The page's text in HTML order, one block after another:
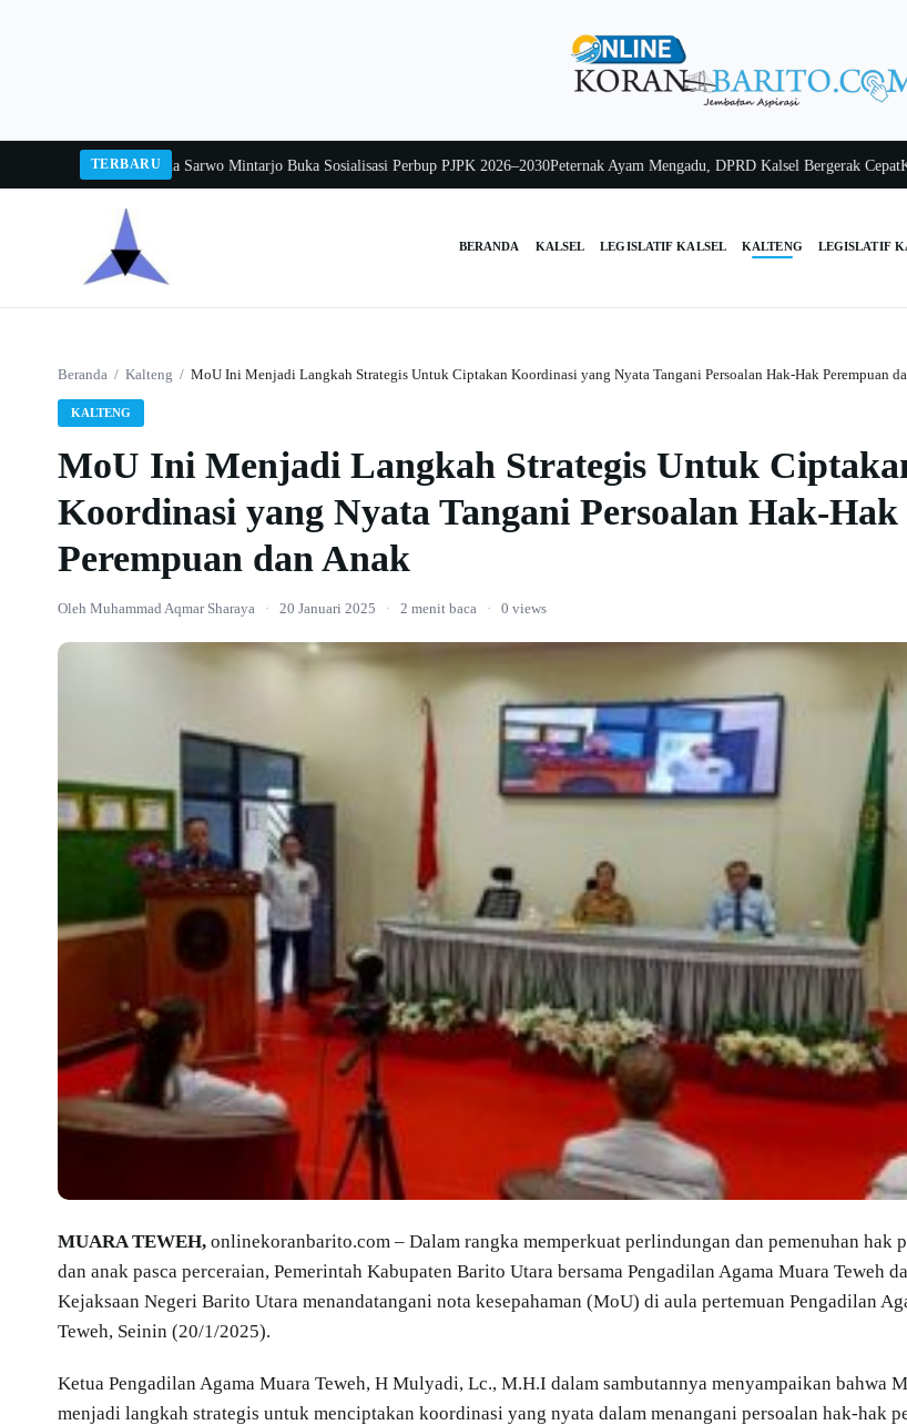
TERBARU
Pj Sekda Sarwo Mintarjo Buka Sosialisasi Perbup PJPK 2026–2030Peternak Ayam Mengadu, DPRD Kalsel Bergerak CepatKomisi
BERANDA KALSEL LEGISLATIF KALSEL KALTENG LEGISLATIF
Beranda / Kalteng / MoU Ini Menjadi Langkah Strategis Untuk Ciptakan Koordinasi yang Nyata Tangani Persoalan Hak-Hak Perempuan
KALTENG
MoU Ini Menjadi Langkah Strategis Untuk
Koordinasi yang Nyata Tangani Persoalan Hak-Hak
Perempuan dan Anak
Oleh Muhammad Aqmar Sharaya · 20 Januari 2025 · 2 menit baca · 0 views
MUARA TEWEH, onlinekoranbarito.com – Dalam rangka memperkuat perlindungan dan pemenuhan hak
dan anak pasca perceraian, Pemerintah Kabupaten Barito Utara bersama Pengadilan Agama Muara Teweh
Kejaksaan Negeri Barito Utara menandatangani nota kesepahaman (MoU) di aula pertemuan Pengadilan
Teweh, Seinin (20/1/2025).
Ketua Pengadilan Agama Muara Teweh, H Mulyadi, Lc., M.H.I dalam sambutannya menyampaikan bahwa
menjadi langkah strategis untuk menciptakan koordinasi yang nyata dalam menangani persoalan hak-hak